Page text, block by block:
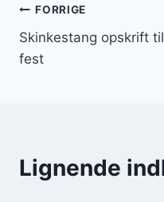
FORRIGE
Skinkestang opskrift til
fest
Lignende